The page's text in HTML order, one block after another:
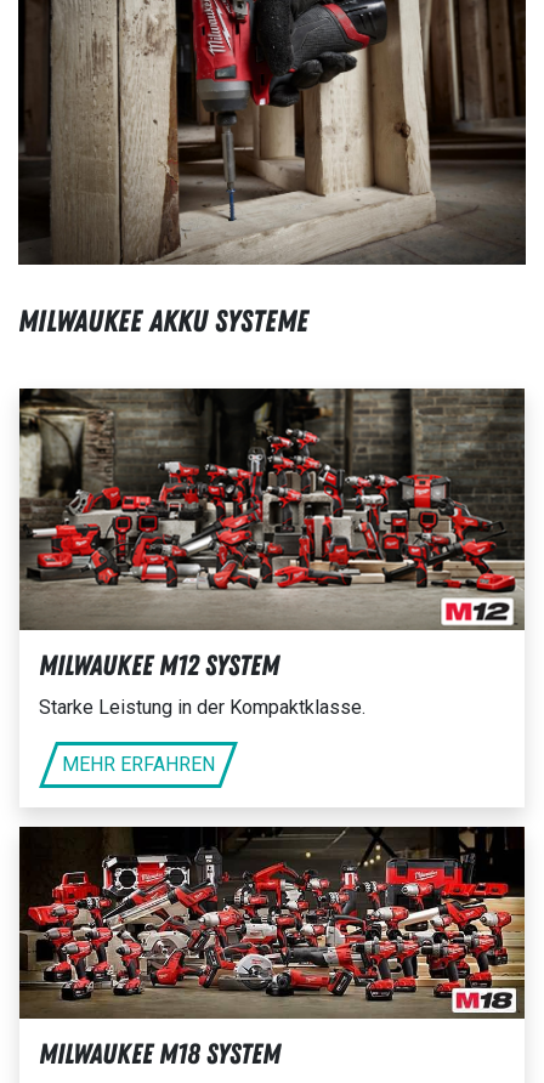
Milwaukee Akku Systeme
Milwaukee M12 System
Starke Leistung in der Kompaktklasse.
MEHR ERFAHREN
Milwaukee M18 System